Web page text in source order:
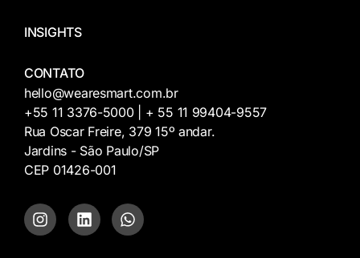
INSIGHTS
CONTATO
hello@wearesmart.com.br
+55 11 3376-5000 | + 55 11 99404-9557
Rua Oscar Freire, 379 15º andar.
Jardins - São Paulo/SP
CEP 01426-001